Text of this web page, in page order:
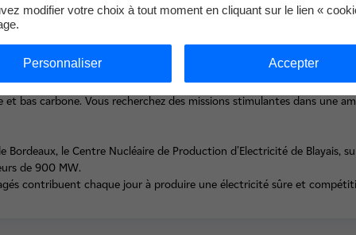
en France et dans le monde. A travers nos solutions, nous
et bas carbone. Vous recherchez des missions stimulantes dans une
Bordeaux, le Centre Nucléaire de Production d'Electricité de Blayais,
de 900 MW.
contribuent chaque jour à produire une électricité sûre et
modifier votre choix à tout moment en cliquant sur le lien «
Personnaliser Accepter